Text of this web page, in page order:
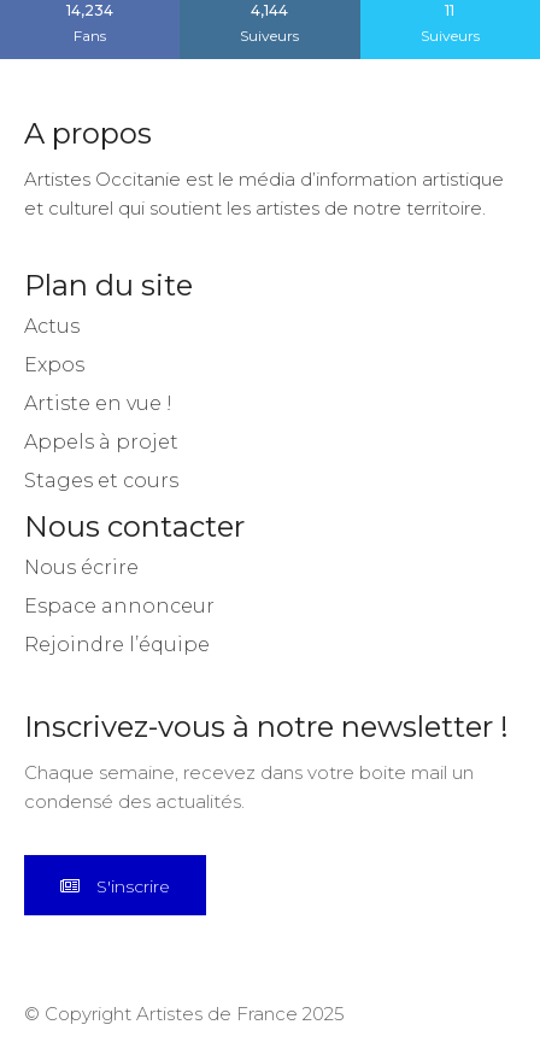
14,234
Fans
4,144
Suiveurs
11
Suiveurs
A propos
Artistes Occitanie est le média d’information artistique
et culturel qui soutient les artistes de notre territoire.
Plan du site
Actus
Expos
Artiste en vue !
Appels à projet
Stages et cours
Nous contacter
Nous écrire
Espace annonceur
Rejoindre l’équipe
Inscrivez-vous à notre newsletter !
Chaque semaine, recevez dans votre boite mail un
condensé des actualités.
S'inscrire
© Copyright Artistes de France 2025